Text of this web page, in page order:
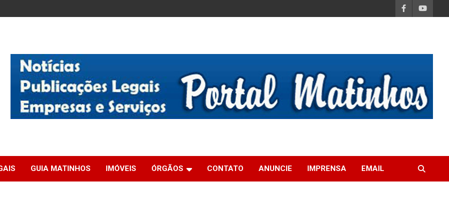
GUIA MATINHOS IMÓVEIS ÓRGÃOS CONTATO ANUNCIE IMPRENSA EMAIL